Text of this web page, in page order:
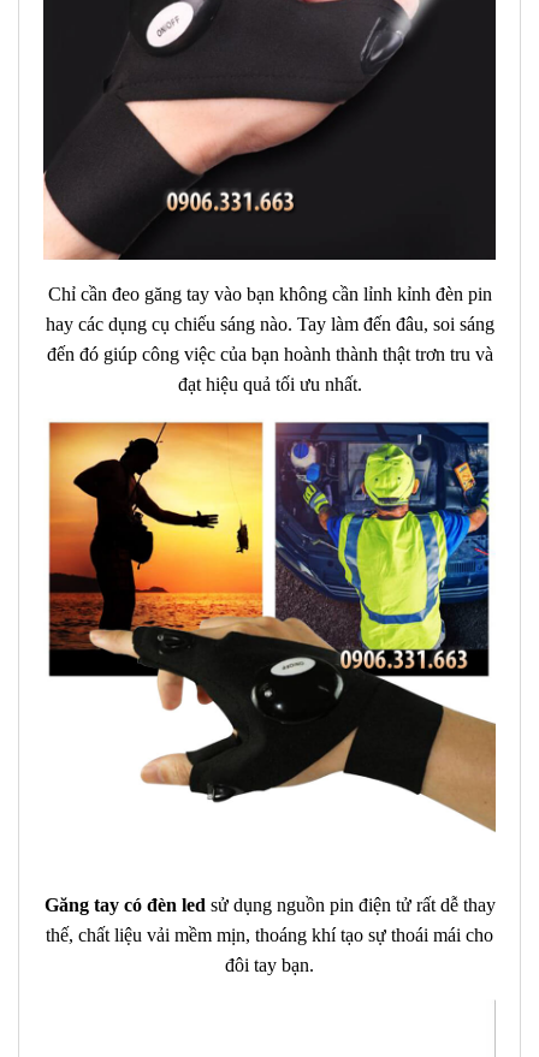
Chỉ cần đeo găng tay vào bạn không cần lỉnh kỉnh đèn pin
hay các dụng cụ chiếu sáng nào. Tay làm đến đâu, soi sáng
đến đó giúp công việc của bạn hoành thành thật trơn tru và
đạt hiệu quả tối ưu nhất.
Găng tay có đèn led sử dụng nguồn pin điện tử rất dễ thay
thế, chất liệu vải mềm mịn, thoáng khí tạo sự thoái mái cho
đôi tay bạn.